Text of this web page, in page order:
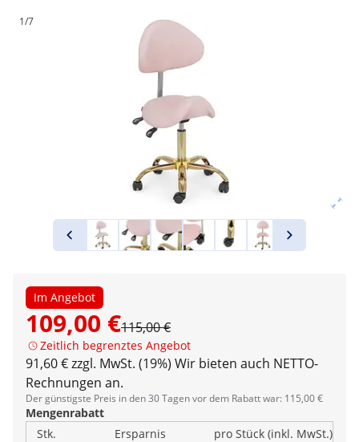
1/7
Im Angebot
109,00 €115,00 €
Zeitlich begrenztes Angebot
91,60 € zzgl. MwSt. (19%) Wir bieten auch NETTO-
Rechnungen an.
Der günstigste Preis in den 30 Tagen vor dem Rabatt war: 115,00 €
Mengenrabatt
Stk.
Ersparnis
pro Stück (inkl. MwSt.)